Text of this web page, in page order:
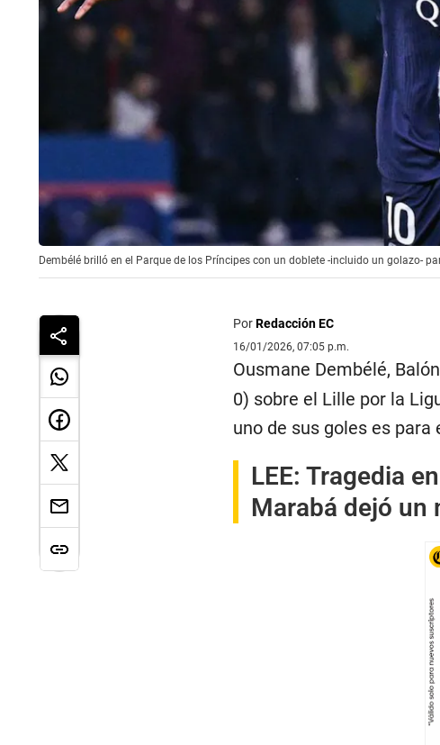
Dembélé brilló en el Parque de los Príncipes con un doblete -incluido un golazo-
PorRedacción EC
16/01/2026, 07:05 p.m.
Ousmane Dembélé,
0) sobre el Lille por la
uno de sus goles es para
LEE: Tragedia
Marabá dejó un